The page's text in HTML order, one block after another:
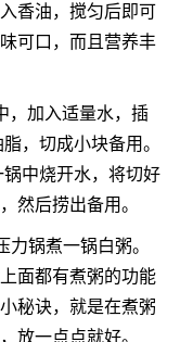
香油，搅匀后即可
可口，而且营养丰
，加入适量水，插
，切成小块备用。
中烧开水，将切好
然后捞出备用。
锅煮一锅白粥。
面都有煮粥的功能
秘诀，就是在煮粥
放一点点就好。